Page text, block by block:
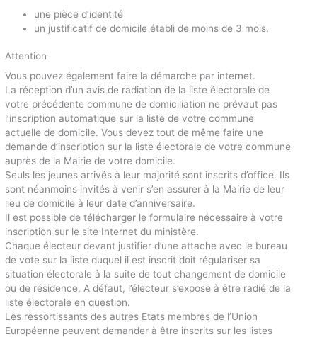
une pièce d’identité
un justificatif de domicile établi de moins de 3 mois.
Attention
Vous pouvez également faire la démarche par internet.
La réception d’un avis de radiation de la liste électorale de
votre précédente commune de domiciliation ne prévaut pas
l’inscription automatique sur la liste de votre commune
actuelle de domicile. Vous devez tout de même faire une
demande d’inscription sur la liste électorale de votre commune
auprès de la Mairie de votre domicile.
Seuls les jeunes arrivés à leur majorité sont inscrits d’office. Ils
sont néanmoins invités à venir s’en assurer à la Mairie de leur
lieu de domicile à leur date d’anniversaire.
Il est possible de télécharger le formulaire nécessaire à votre
inscription sur le site Internet du ministère.
Chaque électeur devant justifier d’une attache avec le bureau
de vote sur la liste duquel il est inscrit doit régulariser sa
situation électorale à la suite de tout changement de domicile
ou de résidence. A défaut, l’électeur s’expose à être radié de la
liste électorale en question.
Les ressortissants des autres Etats membres de l’Union
Européenne peuvent demander à être inscrits sur les listes